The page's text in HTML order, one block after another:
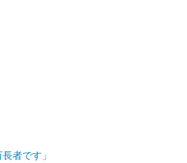
者です」